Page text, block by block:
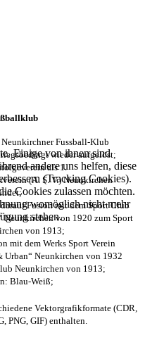
Einige von ihnen sind
andere uns helfen, diese
(Tracking Cookies).
Cookies zulassen möchten.
womöglich nicht mehr
stehen.
Neunkirchner Fussball-Klub
wieder aufgelöst;
als 1.
(A. S. V.) Neunkirchen
Fusion mit dem Sport Club
Neunkirchen von 1920 zum Sport
von 1913;
mit dem Werks Sport Verein
Urban“ Neunkirchen von 1932
Neunkirchen von 1913;
Blau-Weiß;
Vektorgrafikformate (CDR,
PNG, GIF) enthalten.